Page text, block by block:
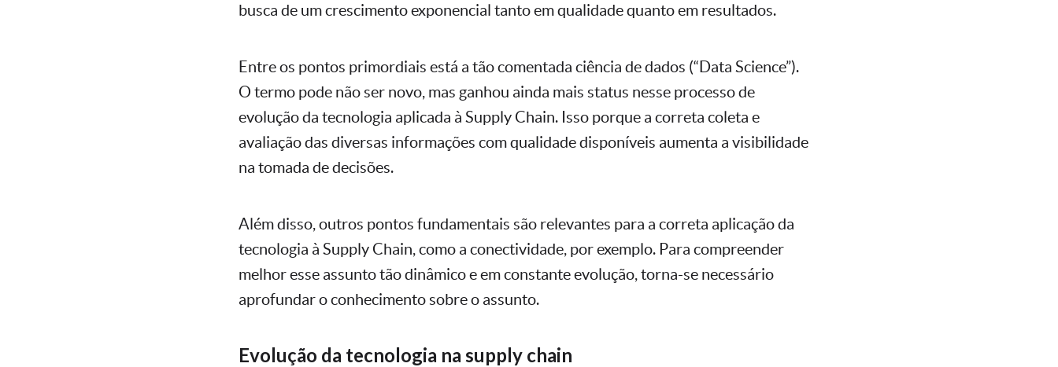
busca de um crescimento exponencial tanto em qualidade quanto em resultados.
Entre os pontos primordiais está a tão comentada ciência de dados (“Data Science”).
O termo pode não ser novo, mas ganhou ainda mais status nesse processo de
evolução da tecnologia aplicada à Supply Chain. Isso porque a correta coleta e
avaliação das diversas informações com qualidade disponíveis aumenta a visibilidade
na tomada de decisões.
Além disso, outros pontos fundamentais são relevantes para a correta aplicação da
tecnologia à Supply Chain, como a conectividade, por exemplo. Para compreender
melhor esse assunto tão dinâmico e em constante evolução, torna-se necessário
aprofundar o conhecimento sobre o assunto.
Evolução da tecnologia na supply chain